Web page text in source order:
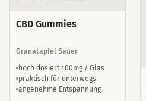
CBD Gummies
Granatapfel Sauer
hoch dosiert 400mg / Glas
praktisch für unterwegs
angenehme Entspannung